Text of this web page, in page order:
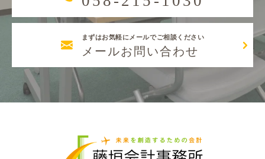
まずはお気軽にメールでご相談ください
メールお問い合わせ